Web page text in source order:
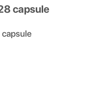
capsule